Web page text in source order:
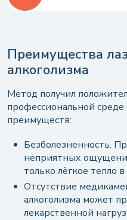
Преимущества
алкоголизма
Метод получил
профессиональной
преимуществ:
Безболезненность.
неприятных
только лёгкое тепло
Отсутствие
алкоголизма может
лекарственной